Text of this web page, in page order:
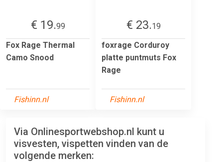
€ 19.99
Fox Rage Thermal
Camo Snood
Fishinn.nl
€ 23.19
foxrage Corduroy
platte puntmuts Fox
Rage
Fishinn.nl
Via Onlinesportwebshop.nl kunt u
visvesten, vispetten vinden van de
volgende merken: